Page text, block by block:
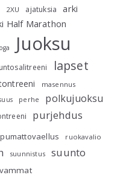
2XU ajatuksia arki
Half Marathon
Juoksu
lapset
masennus
perhe polkujuoksu
purjehdus
ruokavalio
suunnistus suunto